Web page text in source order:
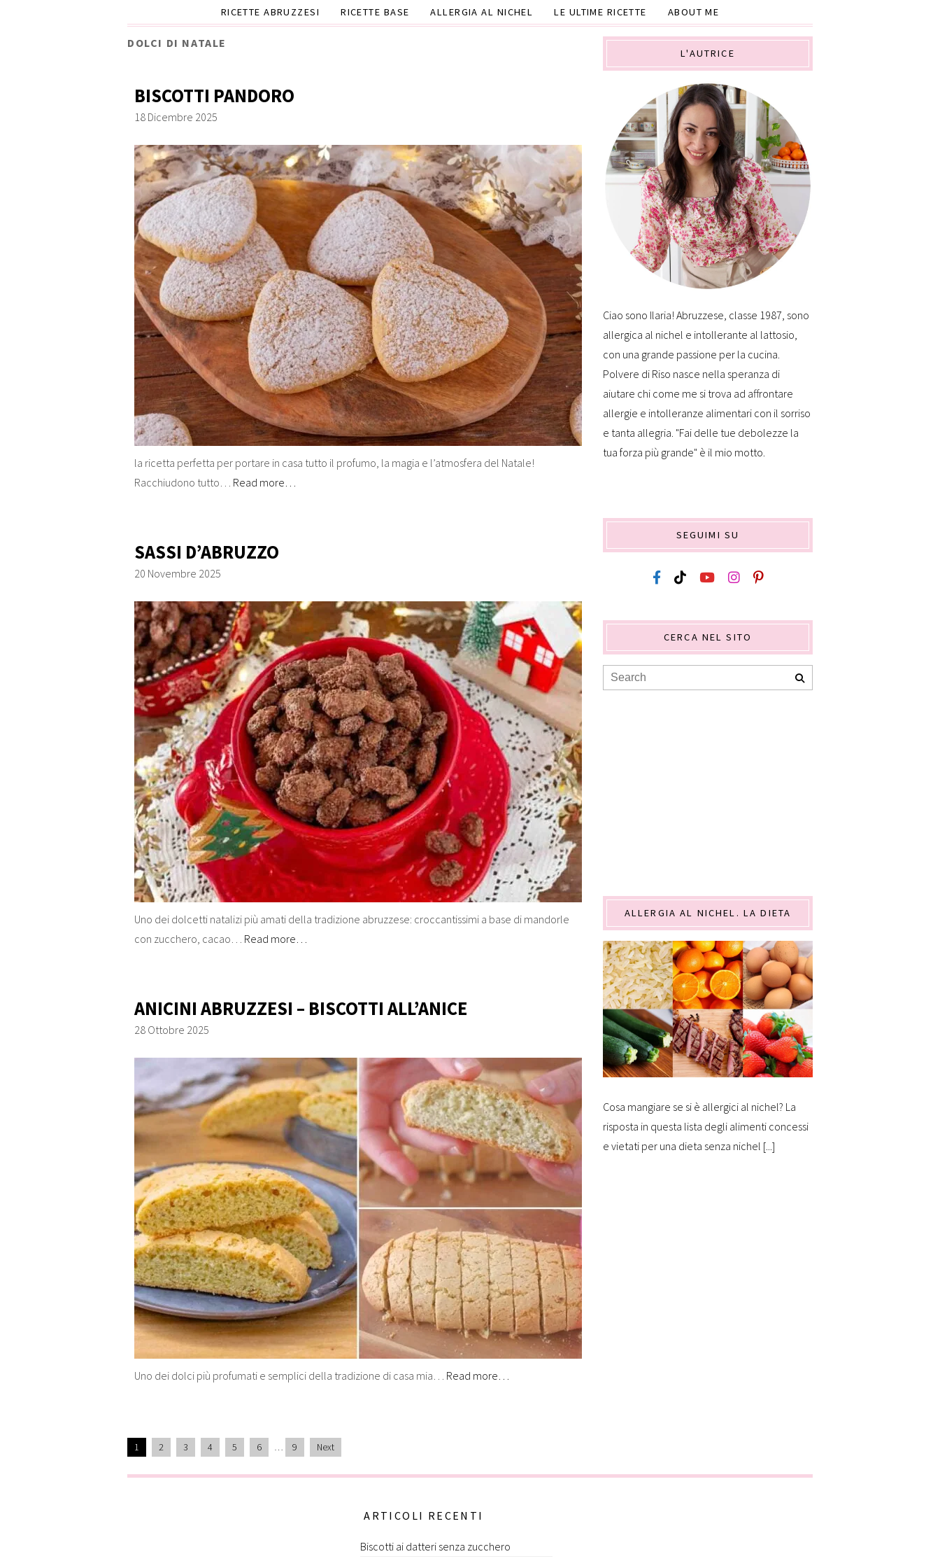
RICETTE ABRUZZESI
RICETTE BASE ALLERGIA AL NICHEL LE ULTIME RICETTE ABOUT ME
DOLCI DI NATALE
BISCOTTI PANDORO
18 Dicembre 2025
la ricetta perfetta per portare in casa tutto il profumo, la magia e l’atmosfera del Natale!
Racchiudono tutto… Read more…
SASSI D’ABRUZZO
20 Novembre 2025
Uno dei dolcetti natalizi più amati della tradizione abruzzese: croccantissimi a base di mandorle
con zucchero, cacao… Read more…
ANICINI ABRUZZESI – BISCOTTI ALL’ANICE
28 Ottobre 2025
Uno dei dolci più profumati e semplici della tradizione di casa mia… Read more…
1 2 3 4 5 6 … 9 Next
L'AUTRICE
Ciao sono Ilaria! Abruzzese, classe 1987, sono
allergica al nichel e intollerante al lattosio,
con una grande passione per la cucina.
Polvere di Riso nasce nella speranza di
aiutare chi come me si trova ad affrontare
allergie e intolleranze alimentari con il sorriso
e tanta allegria. "Fai delle tue debolezze la
tua forza più grande" è il mio motto.
SEGUIMI SU
CERCA NEL SITO
ALLERGIA AL NICHEL. LA DIETA
Cosa mangiare se si è allergici al nichel? La
risposta in questa lista degli alimenti concessi
e vietati per una dieta senza nichel [...]
ARTICOLI RECENTI
Biscotti ai datteri senza zucchero